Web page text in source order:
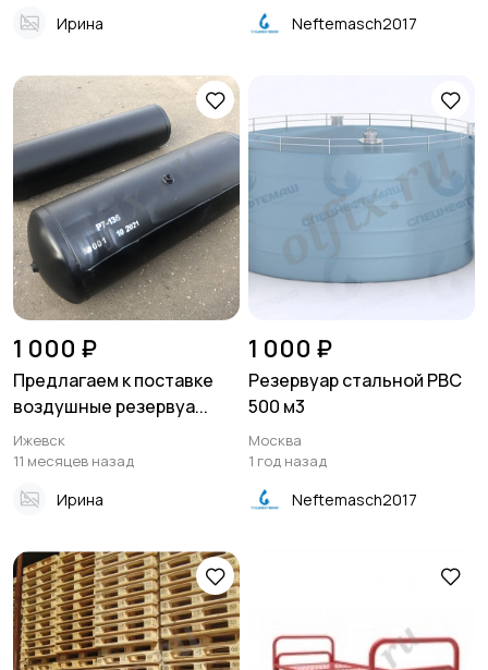
Ирина Neftemasch2017
1 000 ₽
Предлагаем к поставке
воздушные резервуа...
Ижевск
11 месяцев назад
Ирина
1 000 ₽
Резервуар стальной РВС
500 м3
Москва
1 год назад
Neftemasch2017